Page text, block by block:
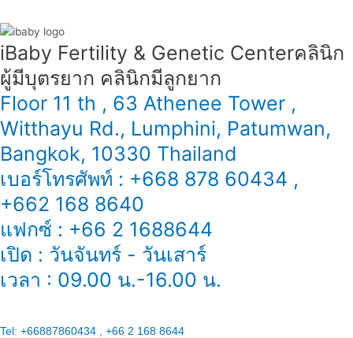
备
南
iBaby Fertility & Genetic Center​ คลินิก
ผู้มีบุตรยาก คลินิกมีลูกยาก
Floor 11 th , 63 Athenee Tower ,
Witthayu Rd., Lumphini, Patumwan,
Bangkok, 10330 Thailand
เบอร์โทรศัพท์ : +668 878 60434 ,
+662 168 8640
แฟกซ์ : +66 2 1688644
เปิด : วันจันทร์ - วันเสาร์
เวลา : 09.00 น.-16.00 น.
Tel: +66887860434 , +66 2 168 8644